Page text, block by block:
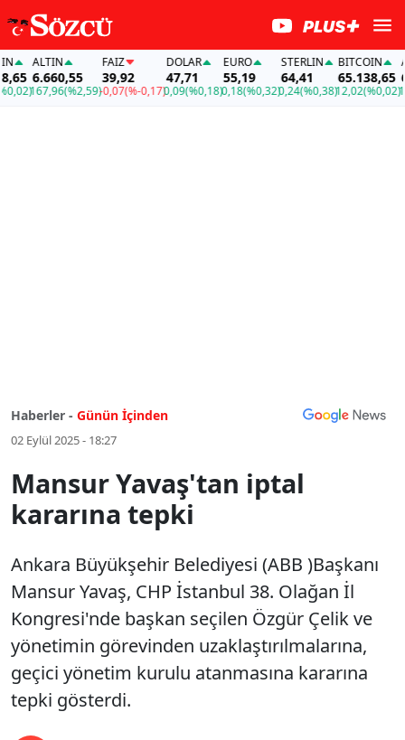
ALTIN
6.660,55
167,96(%2,59)
FAİZ
39,92
-0,07(%-0,17)
DOLAR
47,71
0,09(%0,18)
EURO
55,19
0,18(%0,32)
STERLIN
64,41
0,24(%0,38)
BITCOIN
65.138,65
12,02(%0,02)
Haberler - Günün İçinden
02 Eylül 2025 - 18:27
Mansur Yavaş'tan iptal
kararına tepki
Ankara Büyükşehir Belediyesi (ABB )Başkanı
Mansur Yavaş, CHP İstanbul 38. Olağan İl
Kongresi'nde başkan seçilen Özgür Çelik ve
yönetimin görevinden uzaklaştırılmalarına,
geçici yönetim kurulu atanmasına kararına
tepki gösterdi.